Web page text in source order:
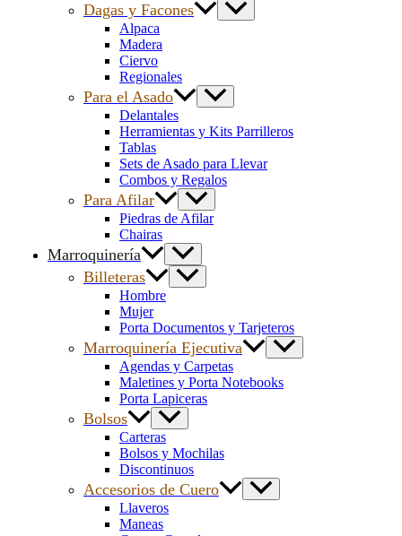
Dagas y Facones
Alpaca
Madera
Ciervo
Regionales
Para el Asado
Delantales
Herramientas y Kits Parrilleros
Tablas
Sets de Asado para Llevar
Combos y Regalos
Para Afilar
Piedras de Afilar
Chairas
Marroquinería
Billeteras
Hombre
Mujer
Porta Documentos y Tarjeteros
Marroquinería Ejecutiva
Agendas y Carpetas
Maletines y Porta Notebooks
Porta Lapiceras
Bolsos
Carteras
Bolsos y Mochilas
Discontinuos
Accesorios de Cuero
Llaveros
Maneas